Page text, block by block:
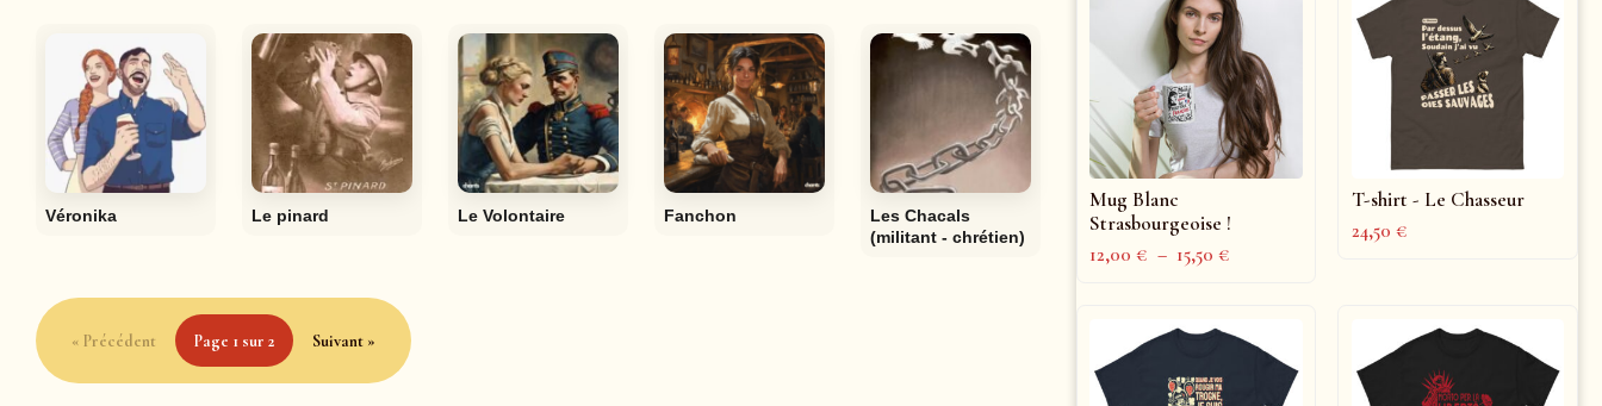
Véronika Le pinard Le Volontaire Fanchon
Les Chacals
(militant - chrétien)
« Précédent Page 1 sur 2 Suivant »
Mug Blanc
Strasbourgeoise !
12,00€ – 15,50€
T-shirt - Le Chasseur
24,50€